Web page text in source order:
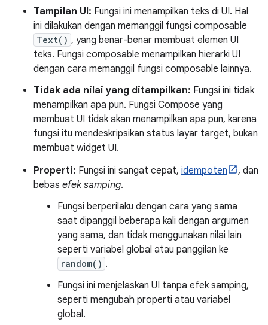
Tampilan UI: Fungsi ini menampilkan teks di UI. Hal
ini dilakukan dengan memanggil fungsi composable
Text() , yang benar-benar membuat elemen UI
teks. Fungsi composable menampilkan hierarki UI
dengan cara memanggil fungsi composable lainnya.
Tidak ada nilai yang ditampilkan: Fungsi ini tidak
menampilkan apa pun. Fungsi Compose yang
membuat UI tidak akan menampilkan apa pun, karena
fungsi itu mendeskripsikan status layar target, bukan
membuat widget UI.
Properti: Fungsi ini sangat cepat, idempoten
, dan
bebas efek samping.
Fungsi berperilaku dengan cara yang sama
saat dipanggil beberapa kali dengan argumen
yang sama, dan tidak menggunakan nilai lain
seperti variabel global atau panggilan ke
random() .
Fungsi ini menjelaskan UI tanpa efek samping,
seperti mengubah properti atau variabel
global.